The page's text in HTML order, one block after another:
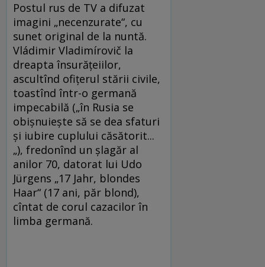
Postul rus de TV a difuzat
imagini „necenzurate“, cu
sunet original de la nuntă.
Vládimir Vladimírovič la
dreapta însurățeiilor,
ascultînd ofițerul stării civile,
toastînd într-o germană
impecabilă („în Rusia se
obișnuiește să se dea sfaturi
și iubire cuplului căsătorit...
„), fredonînd un șlagăr al
anilor 70, datorat lui Udo
Jürgens „17 Jahr, blondes
Haar“ (17 ani, păr blond),
cîntat de corul cazacilor în
limba germană.